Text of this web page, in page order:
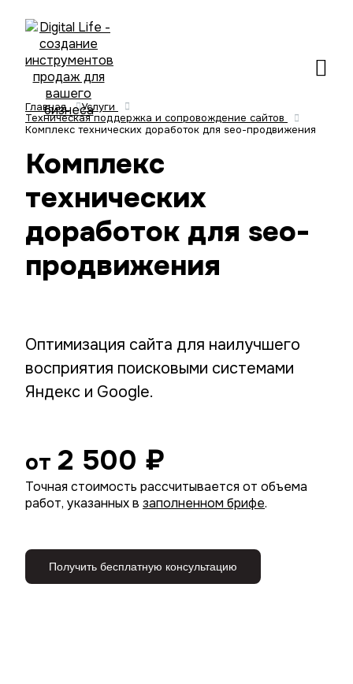
Главная
Услуги
Техническая поддержка и сопровождение сайтов
Комплекс технических доработок для seo-продвижения
Комплекс
технических
доработок для seo-
продвижения
Оптимизация сайта для наилучшего
восприятия поисковыми системами
Яндекс и Google.
от 2 500 ₽
Точная стоимость рассчитывается от объема
работ, указанных в заполненном брифе.
Получить бесплатную консультацию